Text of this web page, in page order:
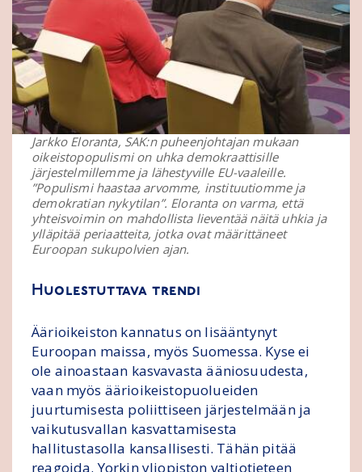
Jarkko Eloranta, SAK:n puheenjohtajan mukaan
oikeistopopulismi on uhka demokraattisille
järjestelmillemme ja lähestyville EU-vaaleille.
”Populismi haastaa arvomme, instituutiomme ja
demokratian nykytilan”. Eloranta on varma, että
yhteisvoimin on mahdollista lieventää näitä uhkia ja
ylläpitää periaatteita, jotka ovat määrittäneet
Euroopan sukupolvien ajan.
Huolestuttava trendi
Äärioikeiston kannatus on lisääntynyt
Euroopan maissa, myös Suomessa. Kyse ei
ole ainoastaan kasvavasta ääniosuudesta,
vaan myös äärioikeistopuolueiden
juurtumisesta poliittiseen järjestelmään ja
vaikutusvallan kasvattamisesta
hallitustasolla kansallisesti. Tähän pitää
reagoida. Yorkin yliopiston valtiotieteen